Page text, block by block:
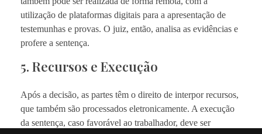
utilização de plataformas digitais para a apresentação de
testemunhas e provas. O juiz, então, analisa as evidências e
profere a sentença.
5. Recursos e Execução
Após a decisão, as partes têm o direito de interpor recursos,
que também são processados eletronicamente. A execução
da sentença, caso favorável ao trabalhador, deve ser